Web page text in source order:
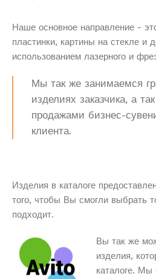
Наше основное направление -
пластинки, картины на стекле и
использованием лазерного и
Мы так же занимаемся
изделиях заказчика, а
продажами бизнес-
клиента.
Изделия в каталоге
того, чтобы Вы смогли выбрать
подходит.
Вы так же
изделия,
каталоге. Мы